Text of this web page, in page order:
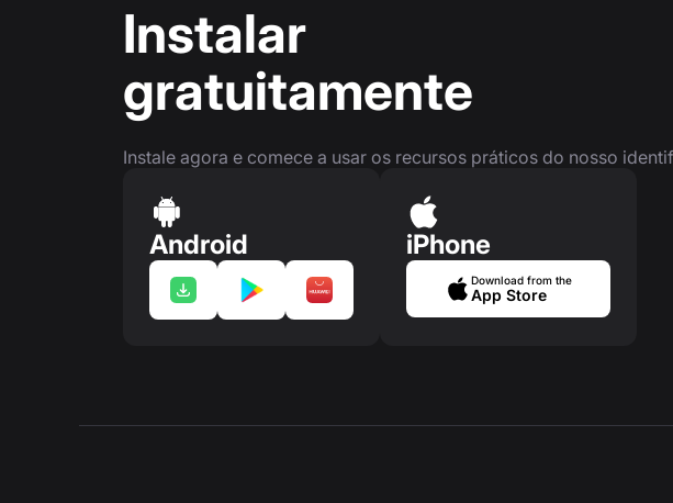
Instalar
gratuitamente
Instale agora e comece a usar os recursos práticos do nosso
Android iPhone
Download from the
App Store